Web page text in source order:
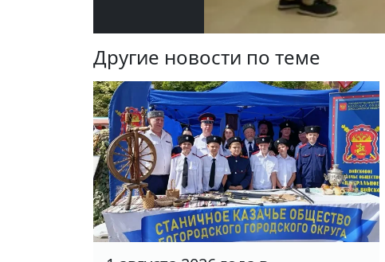
Другие новости по теме